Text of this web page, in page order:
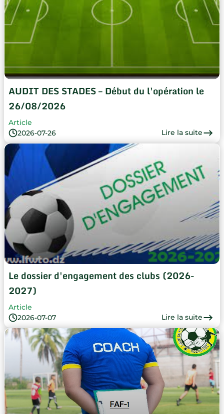
AUDIT DES STADES – Début du l'opération le
26/08/2026
2026-07-26
Article
Lire la suite
Le dossier d'engagement des clubs (2026-
2027)
2026-07-07
Article
Lire la suite